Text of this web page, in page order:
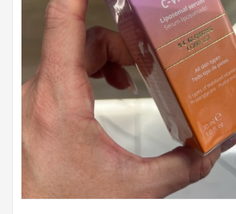
депиляции
Электрооборудование
Парафинотерапия
Для
био